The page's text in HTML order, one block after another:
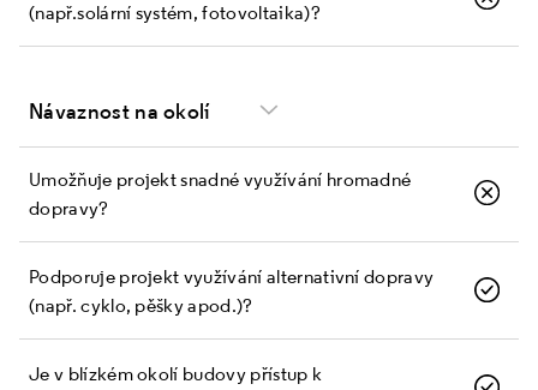
(např. solární systém, fotovoltaika)?
Návaznost na okolí
Umožňuje projekt snadné využívání hromadné
dopravy?
Podporuje projekt využívání alternativní dopravy
(např. cyklo, pěšky apod.)?
Je v blízkém okolí budovy přístup k